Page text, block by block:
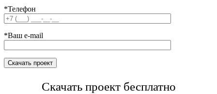
*Телефон
*Ваш e-mail
Скачать проект бесплатно